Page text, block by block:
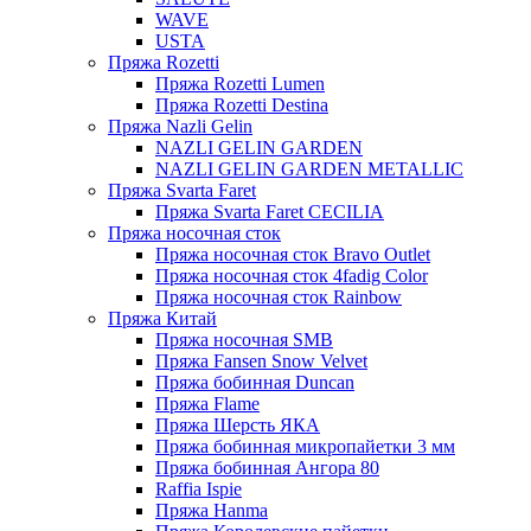
WAVE
USTA
Пряжа Rozetti
Пряжа Rozetti Lumen
Пряжа Rozetti Destina
Пряжа Nazli Gelin
NAZLI GELIN GARDEN
NAZLI GELIN GARDEN METALLIC
Пряжа Svarta Faret
Пряжа Svarta Faret CECILIA
Пряжа носочная сток
Пряжа носочная сток Bravo Outlet
Пряжа носочная сток 4fadig Color
Пряжа носочная сток Rainbow
Пряжа Китай
Пряжа носочная SMB
Пряжа Fansen Snow Velvet
Пряжа бобинная Duncan
Пряжа Flame
Пряжа Шерсть ЯКА
Пряжа бобинная микропайетки 3 мм
Пряжа бобинная Ангора 80
Raffia Ispie
Пряжа Hanma